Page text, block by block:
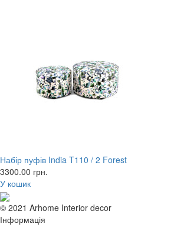
Набір пуфів India T110 / 2 Forest
3300.00 грн.
У кошик
© 2021 Arhome Interior decor
Інформація